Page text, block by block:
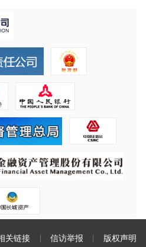
关链接 信访举报 版权声明